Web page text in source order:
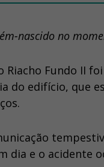
nascido no
Fundo II
do edifício, que
dia e o acidente